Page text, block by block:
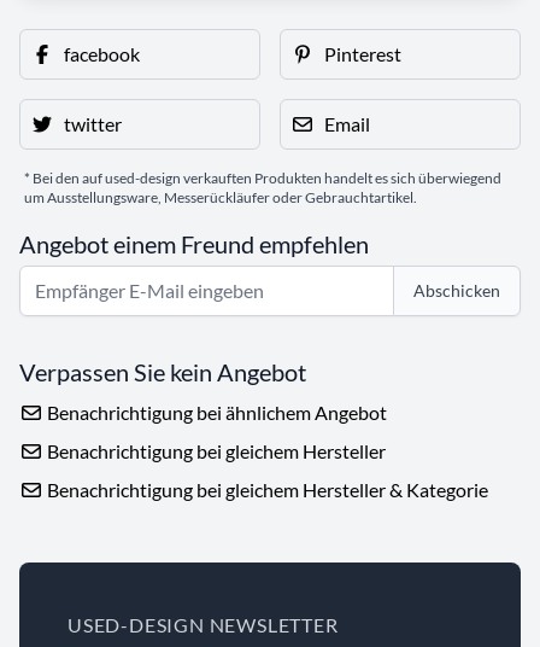
facebook Pinterest
twitter Email
* Bei den auf used-design verkauften Produkten handelt es sich überwiegend
um Ausstellungsware, Messerückläufer oder Gebrauchtartikel.
Angebot einem Freund empfehlen
Abschicken
Verpassen Sie kein Angebot
Benachrichtigung bei ähnlichem Angebot
Benachrichtigung bei gleichem Hersteller
Benachrichtigung bei gleichem Hersteller & Kategorie
USED-DESIGN NEWSLETTER